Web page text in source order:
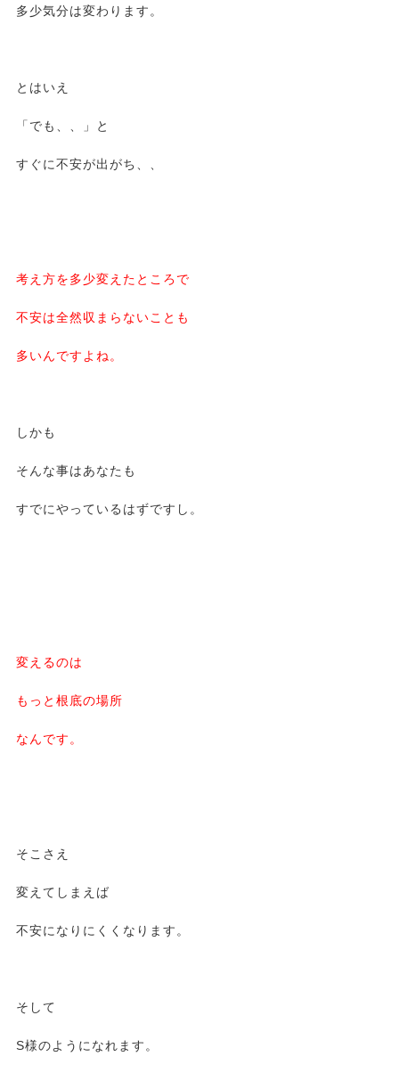
多少気分は変わります。
とはいえ
「でも、、」と
すぐに不安が出がち、、
考え方を多少変えたところで
不安は全然収まらないことも
多いんですよね。
しかも
そんな事はあなたも
すでにやっているはずですし。
変えるのは
もっと根底の場所
なんです。
そこさえ
変えてしまえば
不安になりにくくなります。
そして
S様のようになれます。